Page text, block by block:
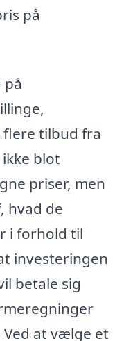
på
på
tilbud fra
blot
priser, men
hvad de
i forhold til
investeringen
betale sig
at vælge et